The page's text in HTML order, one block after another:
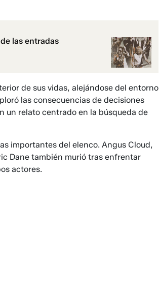
las entradas
de sus vidas, alejándose del entorno
las consecuencias de decisiones
un relato centrado en la búsqueda de
importantes del elenco. Angus Cloud,
Dane también murió tras enfrentar
actores.